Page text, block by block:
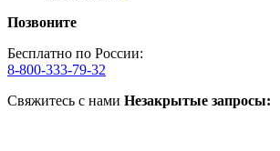
Позвоните
Бесплатно по России:
8-800-333-79-32
Свяжитесь с нами Незакрытые запросы: